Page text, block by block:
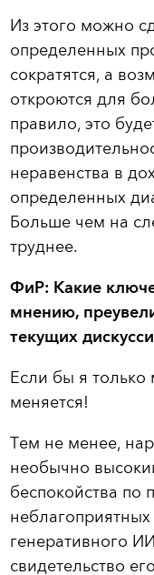
Из этого можно
определенных
сократятся, а
откроются для
правило, это
неравенства в
определенных
Больше чем на
труднее.
ФиР: Какие
мнению,
текущих
Если бы я только
меняется!
Тем не менее,
необычно
беспокойства
генеративного
свидетельство